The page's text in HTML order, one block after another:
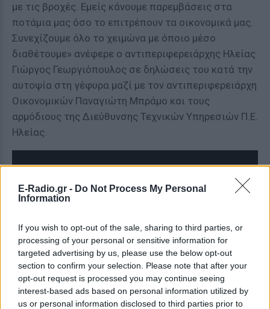
E-Radio.gr - Do Not Process My Personal
Information
If you wish to opt-out of the sale, sharing to third parties, or
processing of your personal or sensitive information for
targeted advertising by us, please use the below opt-out
section to confirm your selection. Please note that after your
opt-out request is processed you may continue seeing
interest-based ads based on personal information utilized by
us or personal information disclosed to third parties prior to
με τις βροχές. Εμείς κάνουμε παρεμβάσεις στα
ποτάμια μας όσο το επιτρέπουν τα οικονομικά μας.
Συνεχίζουμε όλο το χειμώνα με όποιο μέσο
διαθέτουμε» ανέφερε ο αντιπεριφερειάρχης Ηλείας
Γιώργος Γεωργιόπουλος σε δηλώσεις του κατά την
αυτοψία στη γέφυρα μαζί με τον αντιπεριφερειάρχη
Οικονομικών Παναγιώτη Μπράμο και τους
αρμόδιους της Διεύθυνσης Τεχνικών Υπηρεσιών Π.Ε.
Ηλείας.